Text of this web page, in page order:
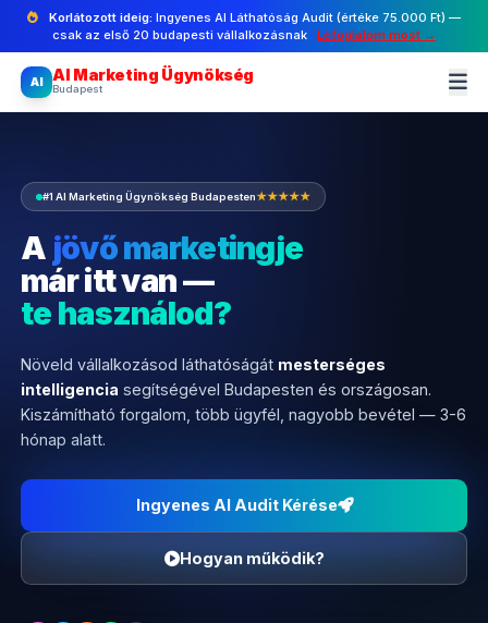
Korlátozott ideig: Ingyenes AI Láthatóság Audit (értéke 75.000 Ft) —
csak az első 20 budapesti vállalkozásnak
Lefoglalom most →
AI AI Marketing Ügynökség
Budapest
#1 AI Marketing Ügynökség Budapesten★★★★★
A jövő marketingje
már itt van —
te használod?
Növeld vállalkozásod láthatóságát mesterséges
intelligencia segítségével Budapesten és országosan.
Kiszámítható forgalom, több ügyfél, nagyobb bevétel — 3-6
hónap alatt.
Ingyenes AI Audit Kérése
Hogyan működik?